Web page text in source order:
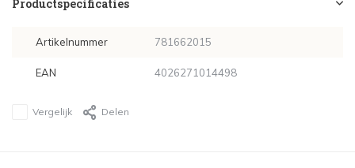
Productspecificaties
Artikelnummer 781662015
EAN 4026271014498
Vergelijk Delen